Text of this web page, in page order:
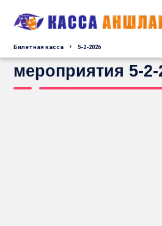
Билетная касса 5-2-2026
мероприятия 5-2-